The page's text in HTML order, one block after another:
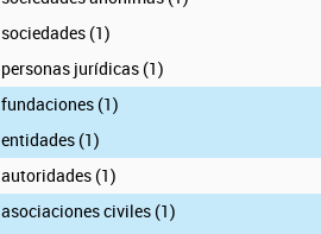
sociedades (1)
personas jurídicas (1)
fundaciones (1)
entidades (1)
autoridades (1)
asociaciones civiles (1)